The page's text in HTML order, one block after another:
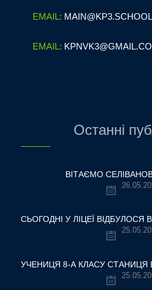
EMAIL: MAIN@KP3.SCHOOL
EMAIL:
Останні
ВІТАЄМО